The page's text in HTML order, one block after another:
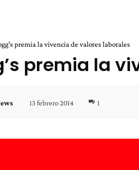
premia la vivencia de valores laborales
premia la
13 febrero 2014 1